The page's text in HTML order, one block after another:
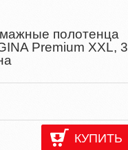
полотенца
Premium ХХL, 3
КУПИТЬ